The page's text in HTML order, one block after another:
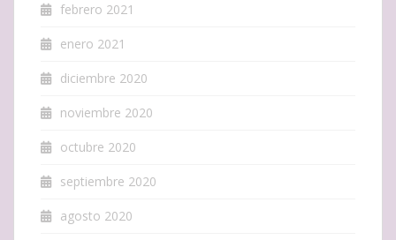
febrero 2021
enero 2021
diciembre 2020
noviembre 2020
octubre 2020
septiembre 2020
agosto 2020